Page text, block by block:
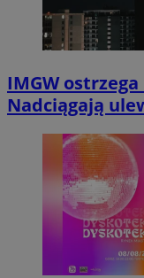
IMGW
Nadciągają